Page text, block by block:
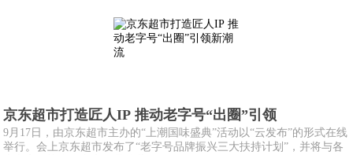
京东超市打造匠人IP 推动老字号“出圈”引领
9月17日，由京东超市主办的“上潮国味盛典”活动以“云发布”的形式在线
举行。会上京东超市发布了“老字号品牌振兴三大扶持计划”，并将与各